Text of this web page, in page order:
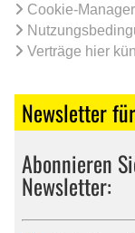
Cookie-Manager
Verträge hier
Newsletter
Abonnieren
Newsletter: